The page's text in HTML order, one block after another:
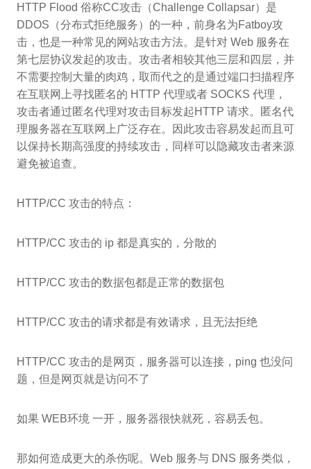
HTTP Flood 俗称CC攻击（Challenge Collapsar）是
DDOS（分布式拒绝服务）的一种，前身名为Fatboy攻
击，也是一种常见的网站攻击方法。是针对 Web 服务在
第七层协议发起的攻击。攻击者相较其他三层和四层，并
不需要控制大量的肉鸡，取而代之的是通过端口扫描程序
在互联网上寻找匿名的 HTTP 代理或者 SOCKS 代理，
攻击者通过匿名代理对攻击目标发起HTTP 请求。匿名代
理服务器在互联网上广泛存在。因此攻击容易发起而且可
以保持长期高强度的持续攻击，同样可以隐藏攻击者来源
避免被追查。
HTTP/CC 攻击的特点：
HTTP/CC 攻击的 ip 都是真实的，分散的
HTTP/CC 攻击的数据包都是正常的数据包
HTTP/CC 攻击的请求都是有效请求，且无法拒绝
HTTP/CC 攻击的是网页，服务器可以连接，ping 也没问
题，但是网页就是访问不了
如果 WEB环境 一开，服务器很快就死，容易丢包。
那如何造成更大的杀伤呢。Web 服务与 DNS 服务类似，